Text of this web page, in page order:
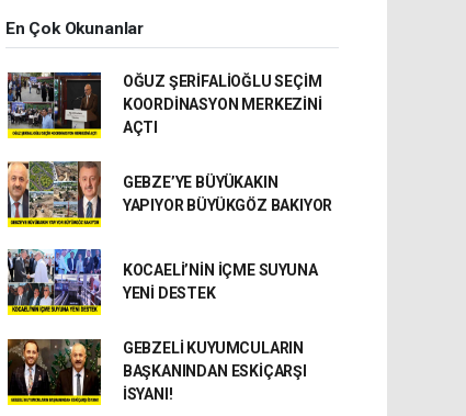
En Çok Okunanlar
OĞUZ ŞERİFALİOĞLU SEÇİM
KOORDİNASYON MERKEZİNİ
AÇTI
GEBZE’YE BÜYÜKAKIN
YAPIYOR BÜYÜKGÖZ BAKIYOR
KOCAELİ’NİN İÇME SUYUNA
YENİ DESTEK
GEBZELİ KUYUMCULARIN
BAŞKANINDAN ESKİÇARŞI
İSYANI!